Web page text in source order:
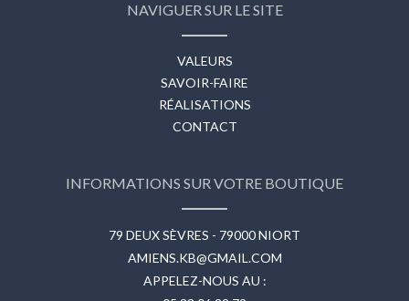
NAVIGUER SUR LE SITE
VALEURS
SAVOIR-FAIRE
RÉALISATIONS
CONTACT
INFORMATIONS SUR VOTRE BOUTIQUE
79 DEUX SÈVRES - 79000 NIORT
AMIENS.KB@GMAIL.COM
APPELEZ-NOUS AU :